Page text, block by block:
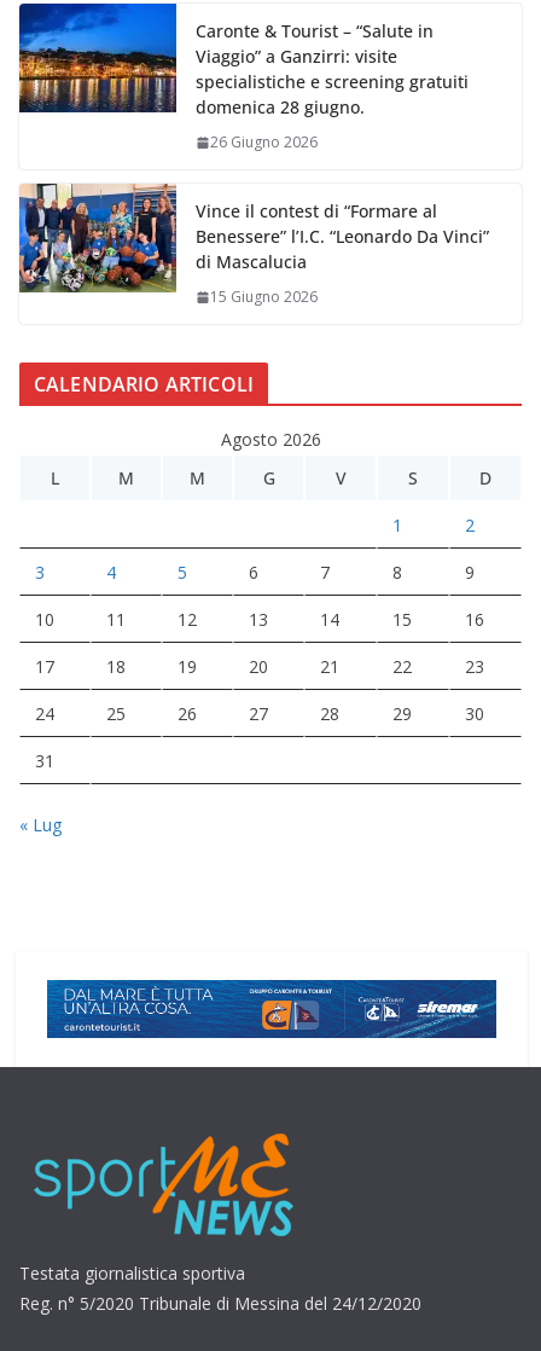
Caronte & Tourist – “Salute in
Viaggio” a Ganzirri: visite
specialistiche e screening gratuiti
domenica 28 giugno.
26 Giugno 2026
Vince il contest di “Formare al
Benessere” l’I.C. “Leonardo Da Vinci”
di Mascalucia
15 Giugno 2026
CALENDARIO ARTICOLI
Agosto 2026
L
M M G V S D
1 2
3 4 5 6 7 8 9
10 11 12 13 14 15 16
17 18 19 20 21 22 23
24 25 26 27 28 29 30
31
« Lug
Testata giornalistica sportiva
Reg. n° 5/2020 Tribunale di Messina del 24/12/2020